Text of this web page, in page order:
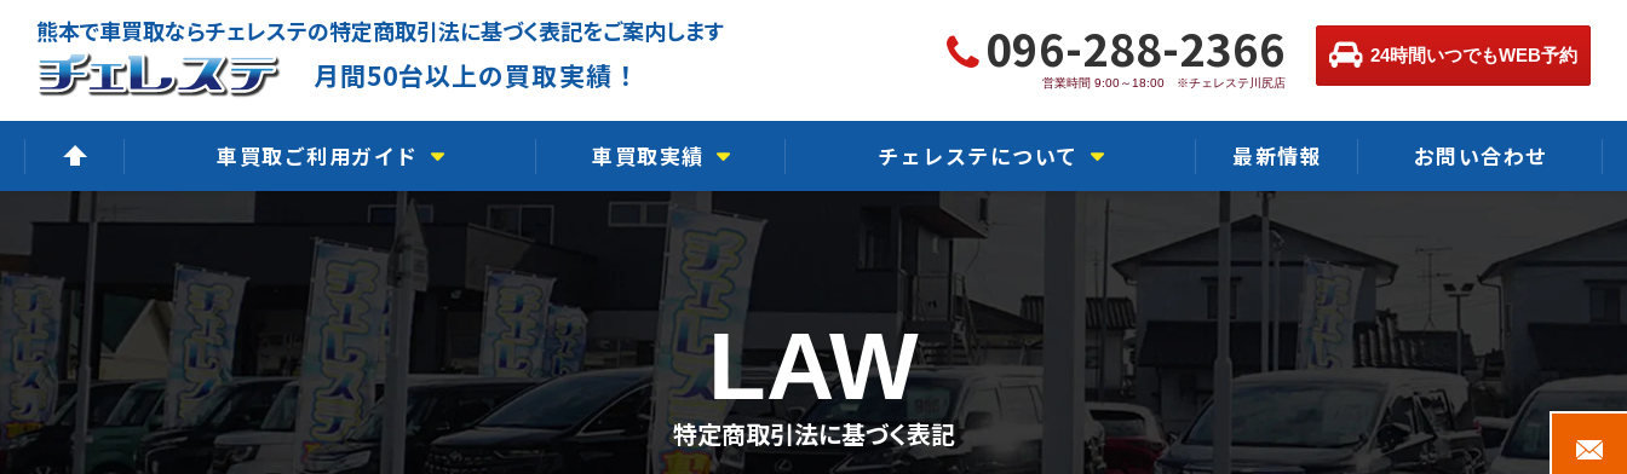
熊本で車買取ならチェレステの特定商取引法に基づく表記をご案内します
月間50台以上の買取実績！ 096-288-2366
営業時間 9:00～18:00 ※チェレステ川尻店
24時間いつでもWEB予約
車買取ご利用ガイド
高価買取できる理由
無料出張査定
廃車買取査定
LINE査定
よくあるご質問
車買取実績
軽自動車買取実績
国産車買取実績
輸入車買取実績
事故車買取実績
故障車買取実績
チェレステについて
チェレステ川尻店
チェレステ熊本インター店
チェレステ浜線店
チェレステ保田窪店
チェレステ力合店
最新情報 お問い合わせ
LAW
特定商取引法に基づく表記